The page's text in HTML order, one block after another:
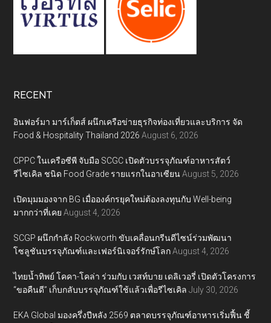
RECENT
อินฟอร์มา มาร์เก็ตส์ ผนึกเครือข่ายธุรกิจท่องเที่ยวและบริการ จัด
Food & Hospitality Thailand 2026 August 6, 2026
CPPC ในเครือซีพี จับมือ SCGC เปิดตัวบรรจุภัณฑ์อาหารสัตว์
รีไซเคิล ชนิด Food Grade รายแรกในอาเซียน August 5, 2026
เปิดมุมมองจาก BG เมื่อองค์กรยุคใหม่ต้องลงทุนกับ Well-being
มากกว่าที่เคย August 4, 2026
SCGP ผนึกกำลัง Rockworth ขับเคลื่อนกรีนดีไซน์ร่วมพัฒนา
โซลูชันบรรจุภัณฑ์และเฟอร์นิเจอร์รักษ์โลก August 4, 2026
ไทยน้ำทิพย์ โคคา-โคล่า ร่วมกับ เวสท์บาย เดลิเวอรี่ เปิดตัวโครงการ
“ขอคืนดี” เก็บกลับบรรจุภัณฑ์ใช้แล้วเพื่อรีไซเคิล July 30, 2026
EKA Global มองครึ่งปีหลัง 2569 ตลาดบรรจุภัณฑ์อาหารเริ่มฟื้น ชี้